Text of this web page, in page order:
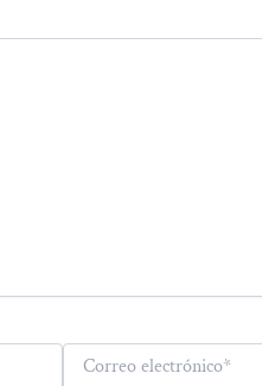
Correo
electrónico*